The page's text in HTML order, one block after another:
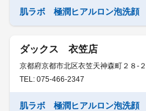
肌ラボ 極潤ヒアルロン泡洗顔
ダックス 衣笠店
京都府京都市北区衣笠天神森町２８-２
TEL: 075-466-2347
肌ラボ 極潤ヒアルロン泡洗顔